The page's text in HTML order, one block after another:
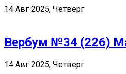
14 Авг 2025, Четверг
Вербум №34 (226)
14 Авг 2025, Четверг